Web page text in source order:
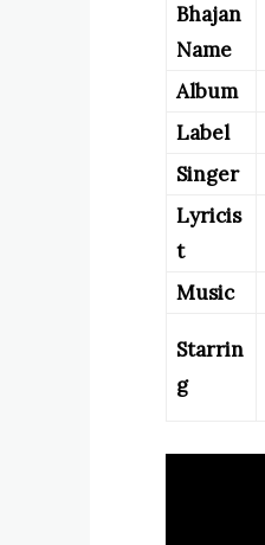
Bhajan
Name
Album
Label
Singer
Lyricis
t
Music
Starrin
g